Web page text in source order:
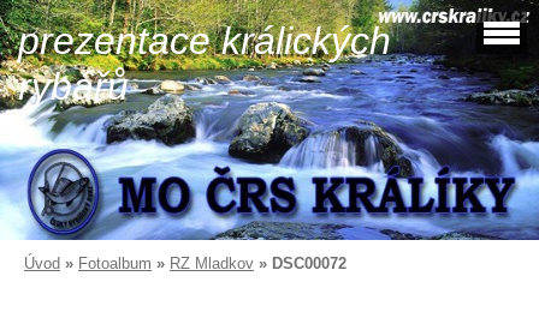
prezentace králických
rybářů
Úvod » Fotoalbum » RZ Mladkov » DSC00072